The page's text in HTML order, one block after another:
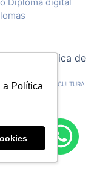
a Política
Diploma digital
Política de
ASSISTÊNCIA E CULTURA